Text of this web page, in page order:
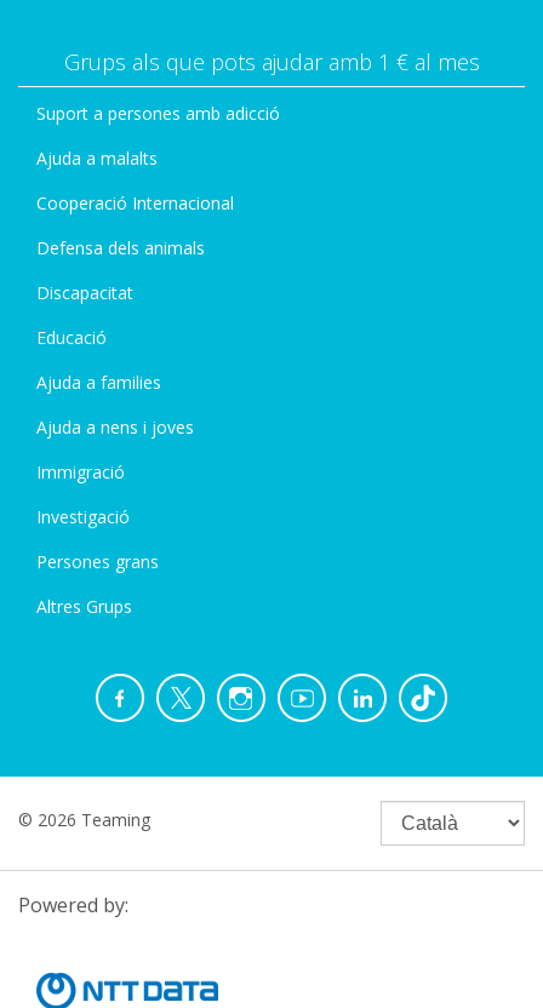
Grups als que pots ajudar amb 1 € al mes
Suport a persones amb adicció
Ajuda a malalts
Cooperació Internacional
Defensa dels animals
Discapacitat
Educació
Ajuda a families
Ajuda a nens i joves
Immigració
Investigació
Persones grans
Altres Grups
© 2026 Teaming
Powered by: